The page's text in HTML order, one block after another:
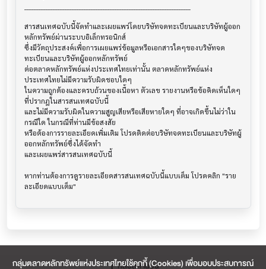
กลุ่มตลาดหลักทรัพย์แห่งประเทศไทยใช้คุกกี้ (Cookies) เพื่อมอบประสบการณ์
สารสนเทศฉบับนี้จัดทำและเผยแพร่โดยบริษัทจดทะเบียนและบริษัทผู้ออก
หลักทรัพย์ผ่านระบบอิเล็กทรอนิกส์
ซึ่งมีวัตถุประสงค์เพื่อการเผยแพร่ข้อมูลหรือเอกสารใดๆของบริษัทจด
ทะเบียนและบริษัทผู้ออกหลักทรัพย์
ต่อตลาดหลักทรัพย์แห่งประเทศไทยเท่านั้น ตลาดหลักทรัพย์แห่ง
ประเทศไทยไม่มีความรับผิดชอบใดๆ
ในความถูกต้องและครบถ้วนของเนื้อหา ตัวเลข รายงานหรือข้อคิดเห็นใดๆ
ที่ปรากฎในสารสนเทศฉบับนี้
และไม่มีความรับผิดในความสูญเสียหรือเสียหายใดๆ ที่อาจเกิดขึ้นไม่ว่าใน
กรณีใด ในกรณีที่ท่านมีข้อสงสัย
หรือต้องการรายละเอียดเพิ่มเติม โปรดติดต่อบริษัทจดทะเบียนและบริษัทผู้
ออกหลักทรัพย์ซึ่งได้จัดทำ
และเผยแพร่สารสนเทศฉบับนี้
หากท่านต้องการดูรายละเอียดสารสนเทศฉบับนี้แบบเต็ม โปรดคลิก "ราย
กลับสู่ด้านบน